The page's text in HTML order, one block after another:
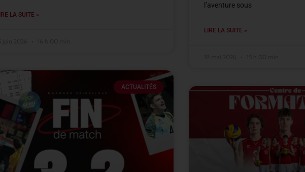
LA SUITE »
l’aventure sous
LIRE LA SUITE »
ACTUALITÉS